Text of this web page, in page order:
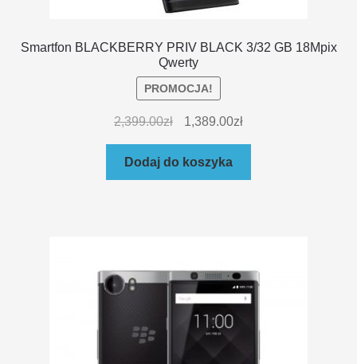
Smartfon BLACKBERRY PRIV BLACK 3/32 GB 18Mpix
Qwerty
PROMOCJA!
2,399.00zł 1,389.00zł
Dodaj do koszyka